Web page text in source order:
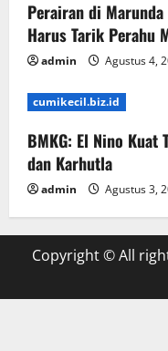
Perairan di
Harus Tarik Perahu
admin Agustus 4,
cumikecil.biz.id
BMKG: El Nino
dan Karhutla
admin Agustus 3,
Copyright © All